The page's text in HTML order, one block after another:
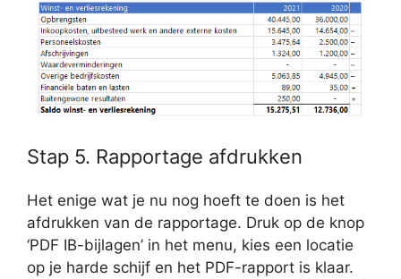
Stap 5. Rapportage afdrukken
Het enige wat je nu nog hoeft te doen is het
afdrukken van de rapportage. Druk op de knop
‘PDF IB-bijlagen’ in het menu, kies een locatie
op je harde schijf en het PDF-rapport is klaar.